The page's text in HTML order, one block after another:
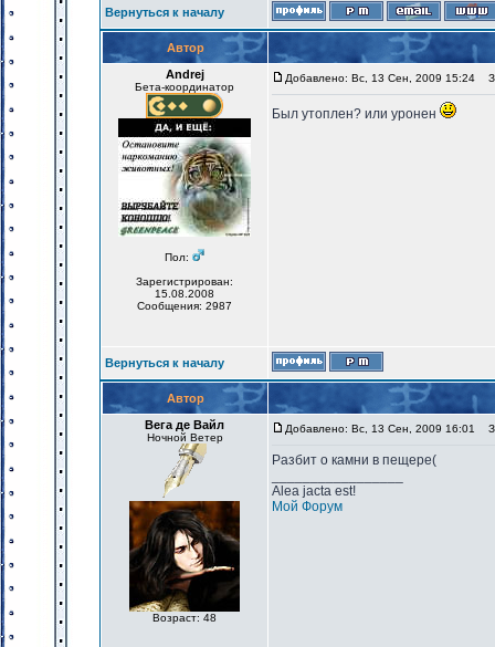
Вернуться к началу
Автор
Andrej
Бета-координатор
Пол:
Зарегистрирован:
15.08.2008
Сообщения: 2987
Добавлено: Вс, 13 Сен, 2009 15:24
Был утоплен? или уронен
Вернуться к началу
Автор
Вега де Вайл
Ночной Ветер
Возраст: 48
Добавлено: Вс, 13 Сен, 2009 16:01
Разбит о камни в пещере(
Alea jacta est!
Мой Форум